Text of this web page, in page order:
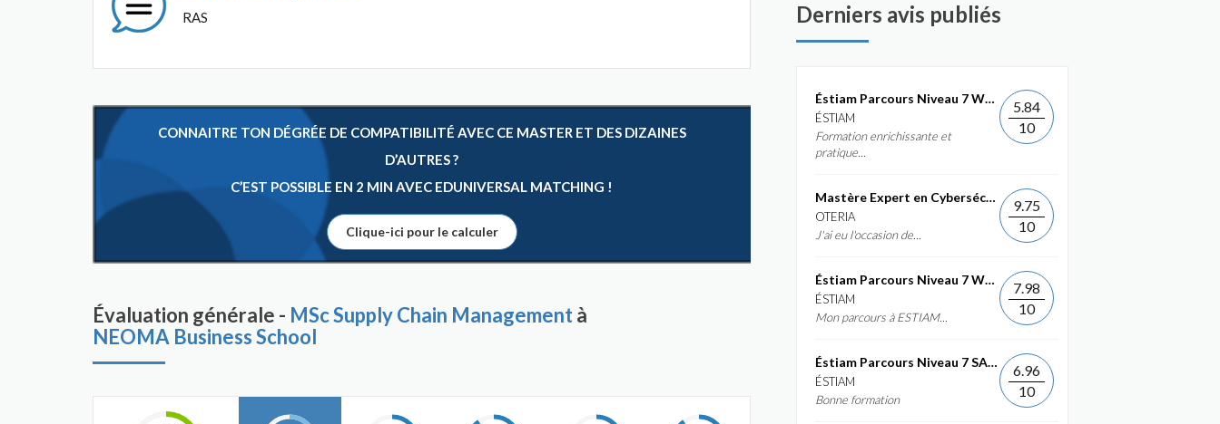
RAS
CONNAITRE TON DÉGRÉE DE COMPATIBILITÉ AVEC CE MASTER ET DES DIZAINES
D’AUTRES ?
C’EST POSSIBLE EN 2 MIN AVEC EDUNIVERSAL MATCHING !
Clique-ici pour le calculer
Évaluation générale - MSc Supply Chain Managementà
NEOMA Business School
Derniers avis publiés
Éstiam Parcours Niveau 7 Web &...
ÉSTIAM
Formation enrichissante et
pratique...
5.84
10
Mastère Expert en Cybersécurité
OTERIA
J'ai eu l'occasion de...
9.75
10
Éstiam Parcours Niveau 7 Web &...
ÉSTIAM
Mon parcours à ESTIAM...
7.98
10
Éstiam Parcours Niveau 7 SAP ERP...
ÉSTIAM
Bonne formation
6.96
10